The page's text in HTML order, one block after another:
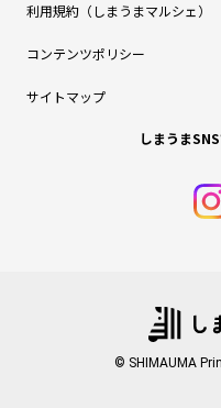
利用規約（しまうまマルシェ）
コンテンツポリシー
サイトマップ
しまうま
© SHIMAUMA